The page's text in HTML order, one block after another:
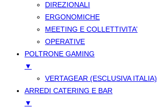
DIREZIONALI
ERGONOMICHE
MEETING E COLLETTIVITA’
OPERATIVE
POLTRONE GAMING
▼
VERTAGEAR (ESCLUSIVA ITALIA)
ARREDI CATERING E BAR
▼